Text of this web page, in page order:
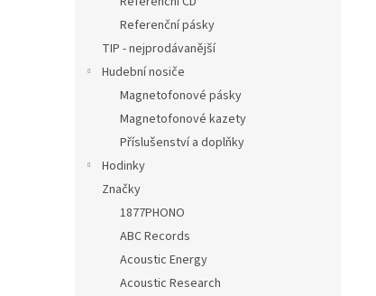
Referenční pásky
TIP - nejprodávanější
Hudební nosiče
Magnetofonové pásky
Magnetofonové kazety
Příslušenství a doplňky
Hodinky
Značky
1877PHONO
ABC Records
Acoustic Energy
Acoustic Research